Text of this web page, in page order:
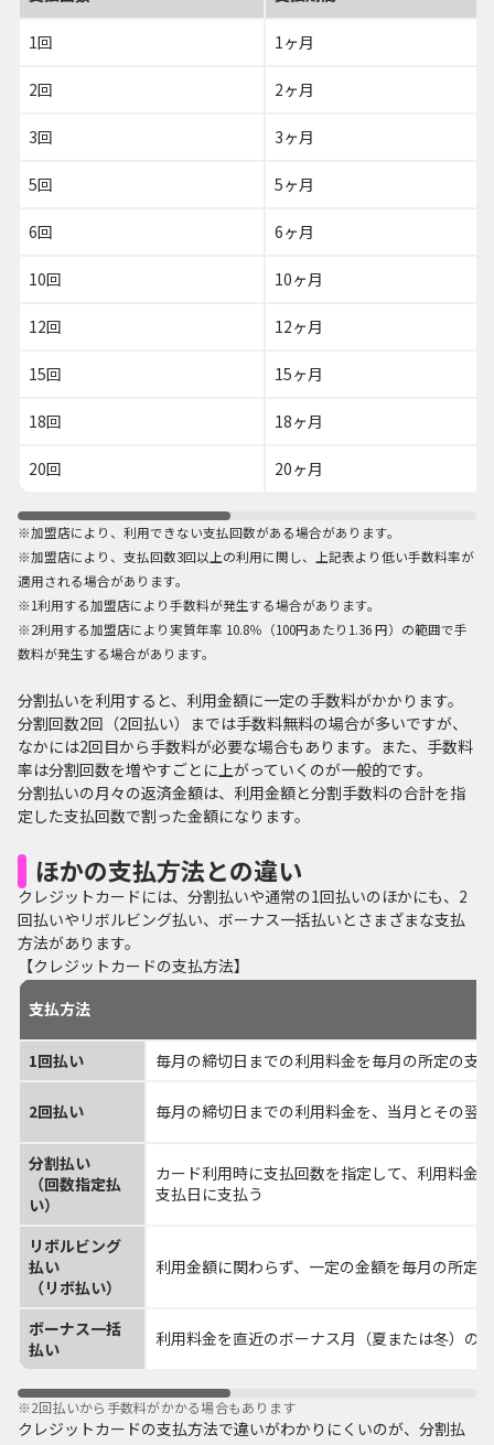
1回 1ヶ月
2回 2ヶ月
3回 3ヶ月
5回 5ヶ月
6回 6ヶ月
10回 10ヶ月
12回 12ヶ月
15回 15ヶ月
18回 18ヶ月
20回 20ヶ月
※加盟店により、利用できない支払回数がある場合があります。
※加盟店により、支払回数3回以上の利用に関し、上記表より低い手数料率が
適用される場合があります。
※1利用する加盟店により手数料が発生する場合があります。
※2利用する加盟店により実質年率 10.8％（100円あたり1.36 円）の範囲で手
数料が発生する場合があります。
分割払いを利用すると、利用金額に一定の手数料がかかります。
分割回数2回（2回払い）までは手数料無料の場合が多いですが、
なかには2回目から手数料が必要な場合もあります。また、手数料
率は分割回数を増やすごとに上がっていくのが一般的です。
分割払いの月々の返済金額は、利用金額と分割手数料の合計を指
定した支払回数で割った金額になります。
ほかの支払方法との違い
クレジットカードには、分割払いや通常の1回払いのほかにも、2
回払いやリボルビング払い、ボーナス一括払いとさまざまな支払
方法があります。
【クレジットカードの支払方法】
支払方法
1回払い 毎月の締切日までの利用料金を毎月の所定の支
2回払い 毎月の締切日までの利用料金を、当月とその翌
分割払い
（回数指定払
い）
カード利用時に支払回数を指定して、利用料金
支払日に支払う
リボルビング
払い
（リボ払い）
利用金額に関わらず、一定の金額を毎月の所定
ボーナス一括
払い
利用料金を直近のボーナス月（夏または冬）の
※2回払いから手数料がかかる場合もあります
クレジットカードの支払方法で違いがわかりにくいのが、分割払